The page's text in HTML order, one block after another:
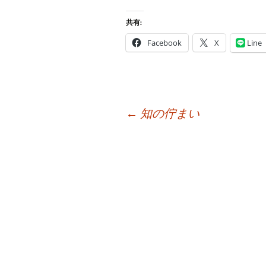
共有:
Facebook X Line
← 知の佇まい